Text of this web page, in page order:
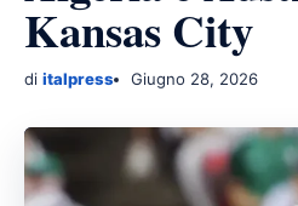
Kansas City
di italpress Giugno 28, 2026